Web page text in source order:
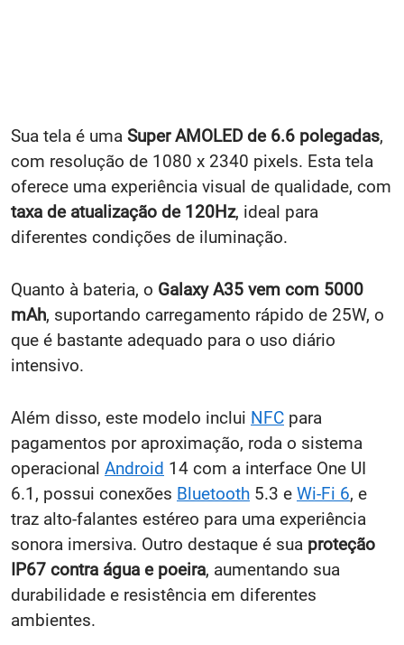
Sua tela é uma Super AMOLED de 6.6 polegadas,
com resolução de 1080 x 2340 pixels. Esta tela
oferece uma experiência visual de qualidade, com
taxa de atualização de 120Hz, ideal para
diferentes condições de iluminação.
Quanto à bateria, o Galaxy A35 vem com 5000
mAh, suportando carregamento rápido de 25W, o
que é bastante adequado para o uso diário
intensivo.
Além disso, este modelo inclui NFC para
pagamentos por aproximação, roda o sistema
operacional Android 14 com a interface One UI
6.1, possui conexões Bluetooth 5.3 e Wi-Fi 6, e
traz alto-falantes estéreo para uma experiência
sonora imersiva. Outro destaque é sua proteção
IP67 contra água e poeira, aumentando sua
durabilidade e resistência em diferentes
ambientes.